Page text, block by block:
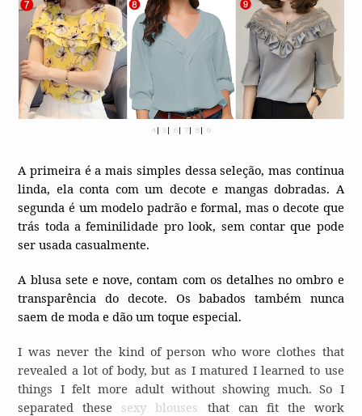
4| 5| 6| 7| 8| 9
A primeira é a mais simples dessa seleção, mas continua
linda, ela conta com um decote e mangas dobradas. A
segunda é um modelo padrão e formal, mas o decote que
trás toda a feminilidade pro look, sem contar que pode
ser usada casualmente.
A blusa sete e nove, contam com os detalhes no ombro e
transparência do decote. Os babados também nunca
saem de moda e dão um toque especial.
I was never the kind of person who wore clothes that
revealed a lot of body, but as I matured I learned to use
things I felt more adult without showing much. So I
separated these sexy blouses that can fit the work